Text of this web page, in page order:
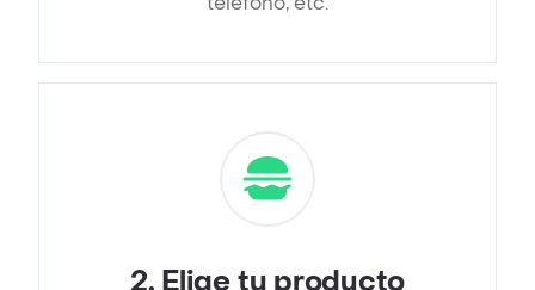
2. Elige tu producto